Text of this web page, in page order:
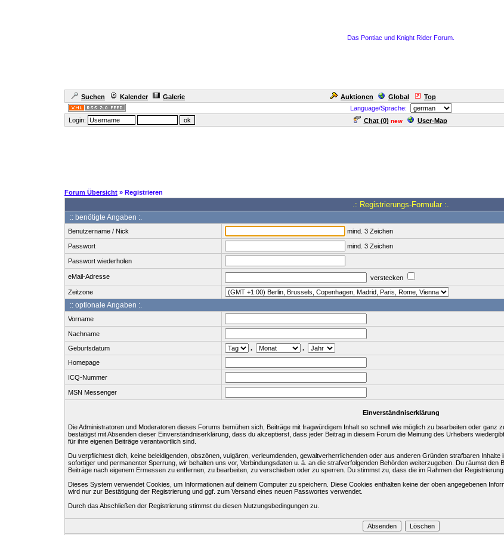
Das Pontiac und Knight Rider Forum.
Suchen Kalender Galerie Auktionen Global Top
Language/Sprache:
Login:
Chat (0) new User-Map
Forum Übersicht » Registrieren
.: Registrierungs-Formular :.
:: benötigte Angaben :.
Benutzername / Nick mind. 3 Zeichen
Passwort mind. 3 Zeichen
Passwort wiederholen
eMail-Adresse
verstecken
Zeitzone
:: optionale Angaben :.
Vorname
Nachname
Geburtsdatum
.
.
Homepage
ICQ-Nummer
MSN Messenger
Einverständniserklärung
Die Administratoren und Moderatoren dieses Forums bemühen sich, Beiträge mit fragwürdigem Inhalt so schnell wie möglich zu bearbeiten oder
bestätigst mit Absenden dieser Einverständniserklärung, dass du akzeptierst, dass jeder Beitrag in diesem Forum die Meinung des Urhebers
für ihre eigenen Beiträge verantwortlich sind.
Du verpflichtest dich, keine beleidigenden, obszönen, vulgären, verleumdenden, gewaltverherrlichenden oder aus anderen Gründen strafbaren
sofortiger und permanenter Sperrung, wir behalten uns vor, Verbindungsdaten u. ä. an die strafverfolgenden Behörden weiterzugeben. Du räumst
Beiträge nach eigenem Ermessen zu entfernen, zu bearbeiten, zu verschieben oder zu sperren. Du stimmst zu, dass die im Rahmen der
Dieses System verwendet Cookies, um Informationen auf deinem Computer zu speichern. Diese Cookies enthalten keine der oben angegebenen
wird nur zur Bestätigung der Registrierung und ggf. zum Versand eines neuen Passwortes verwendet.
Durch das Abschließen der Registrierung stimmst du diesen Nutzungsbedingungen zu.